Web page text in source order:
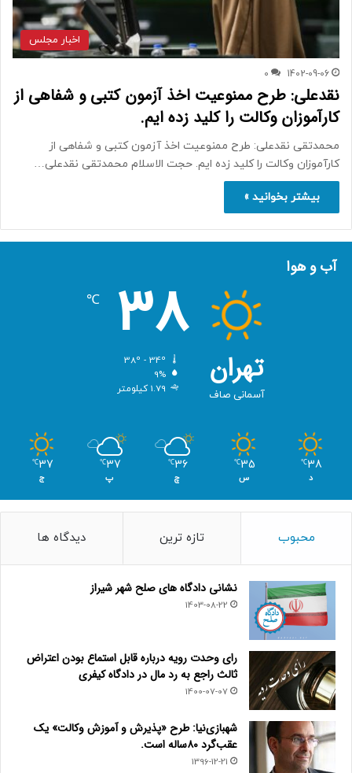
اخبار مجلس
1402-09-06
0
نقدعلی: طرح ممنوعیت اخذ آزمون کتبی و شفاهی از
کارآموزان وکالت را کلید زده ایم.
محمدتقی نقدعلی: طرح ممنوعیت اخذ آزمون کتبی و شفاهی از
کارآموزان وکالت را کلید زده ایم. حجت الاسلام محمدتقی نقدعلی…
بیشتر بخوانید »
آب و هوا
تهران
آسمانی صاف
38
℃
9%
1.79 کیلومتر
38
℃
د
35
℃
س
36
℃
چ
37
℃
پ
37
℃
ج
محبوب تازه ترین دیدگاه ها
نشانی دادگاه های صلح شهر شیراز
1403-08-22
رای وحدت رویه درباره قابل استماع بودن اعتراض
ثالث راجع به رد مال در دادگاه کیفری
1400-07-07
شهبازی‌نیا: طرح «پذیرش و آموزش وکالت» یک
عقب‌گرد ۸۰ساله است.
1396-12-21